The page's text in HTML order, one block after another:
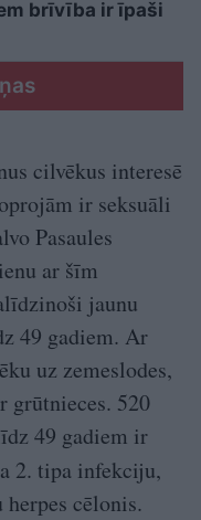
brīvība ir īpaši
cilvēkus interesē
ir seksuāli
Pasaules
ar šīm
jaunu
49 gadiem. Ar
uz zemeslodes,
520
49 gadiem ir
2. tipa infekciju,
cēlonis.